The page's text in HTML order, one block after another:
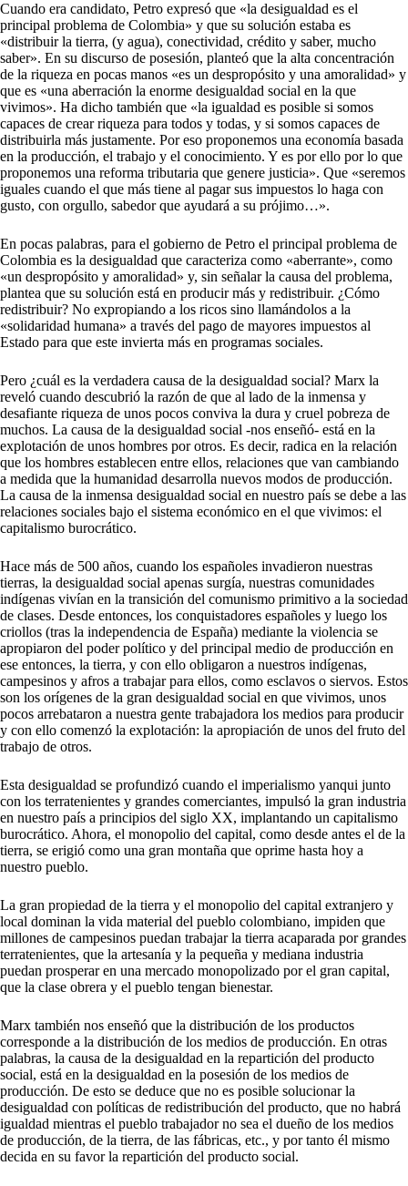
Cuando era candidato, Petro expresó que «la desigualdad es el
principal problema de Colombia» y que su solución estaba es
«distribuir la tierra, (y agua), conectividad, crédito y saber, mucho
saber». En su discurso de posesión, planteó que la alta concentración
de la riqueza en pocas manos «es un despropósito y una amoralidad» y
que es «una aberración la enorme desigualdad social en la que
vivimos». Ha dicho también que «la igualdad es posible si somos
capaces de crear riqueza para todos y todas, y si somos capaces de
distribuirla más justamente. Por eso proponemos una economía basada
en la producción, el trabajo y el conocimiento. Y es por ello por lo que
proponemos una reforma tributaria que genere justicia». Que «seremos
iguales cuando el que más tiene al pagar sus impuestos lo haga con
gusto, con orgullo, sabedor que ayudará a su prójimo…».
En pocas palabras, para el gobierno de Petro el principal problema de
Colombia es la desigualdad que caracteriza como «aberrante», como
«un despropósito y amoralidad» y, sin señalar la causa del problema,
plantea que su solución está en producir más y redistribuir. ¿Cómo
redistribuir? No expropiando a los ricos sino llamándolos a la
«solidaridad humana» a través del pago de mayores impuestos al
Estado para que este invierta más en programas sociales.
Pero ¿cuál es la verdadera causa de la desigualdad social? Marx la
reveló cuando descubrió la razón de que al lado de la inmensa y
desafiante riqueza de unos pocos conviva la dura y cruel pobreza de
muchos. La causa de la desigualdad social -nos enseñó- está en la
explotación de unos hombres por otros. Es decir, radica en la relación
que los hombres establecen entre ellos, relaciones que van cambiando
a medida que la humanidad desarrolla nuevos modos de producción.
La causa de la inmensa desigualdad social en nuestro país se debe a las
relaciones sociales bajo el sistema económico en el que vivimos: el
capitalismo burocrático.
Hace más de 500 años, cuando los españoles invadieron nuestras
tierras, la desigualdad social apenas surgía, nuestras comunidades
indígenas vivían en la transición del comunismo primitivo a la sociedad
de clases. Desde entonces, los conquistadores españoles y luego los
criollos (tras la independencia de España) mediante la violencia se
apropiaron del poder político y del principal medio de producción en
ese entonces, la tierra, y con ello obligaron a nuestros indígenas,
campesinos y afros a trabajar para ellos, como esclavos o siervos. Estos
son los orígenes de la gran desigualdad social en que vivimos, unos
pocos arrebataron a nuestra gente trabajadora los medios para producir
y con ello comenzó la explotación: la apropiación de unos del fruto del
trabajo de otros.
Esta desigualdad se profundizó cuando el imperialismo yanqui junto
con los terratenientes y grandes comerciantes, impulsó la gran industria
en nuestro país a principios del siglo XX, implantando un capitalismo
burocrático. Ahora, el monopolio del capital, como desde antes el de la
tierra, se erigió como una gran montaña que oprime hasta hoy a
nuestro pueblo.
La gran propiedad de la tierra y el monopolio del capital extranjero y
local dominan la vida material del pueblo colombiano, impiden que
millones de campesinos puedan trabajar la tierra acaparada por grandes
terratenientes, que la artesanía y la pequeña y mediana industria
puedan prosperar en una mercado monopolizado por el gran capital,
que la clase obrera y el pueblo tengan bienestar.
Marx también nos enseñó que la distribución de los productos
corresponde a la distribución de los medios de producción. En otras
palabras, la causa de la desigualdad en la repartición del producto
social, está en la desigualdad en la posesión de los medios de
producción. De esto se deduce que no es posible solucionar la
desigualdad con políticas de redistribución del producto, que no habrá
igualdad mientras el pueblo trabajador no sea el dueño de los medios
de producción, de la tierra, de las fábricas, etc., y por tanto él mismo
decida en su favor la repartición del producto social.